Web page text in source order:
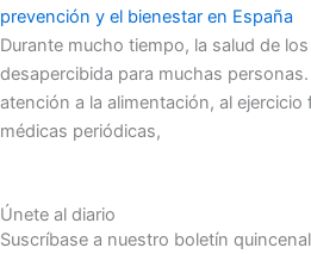
prevención y el bienestar en España
Durante mucho tiempo, la salud de
desapercibida para muchas
atención a la alimentación, al
médicas periódicas,
Únete al diario
Suscríbase a nuestro boletín